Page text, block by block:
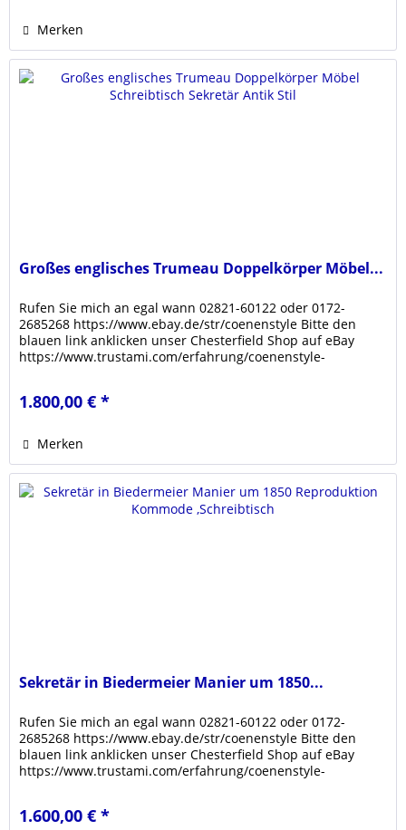
Merken
Großes englisches Trumeau Doppelkörper Möbel...
Rufen Sie mich an egal wann 02821-60122 oder 0172-
2685268 https://www.ebay.de/str/coenenstyle Bitte den
blauen link anklicken unser Chesterfield Shop auf eBay
https://www.trustami.com/erfahrung/coenenstyle-
1.800,00 € *
Merken
Sekretär in Biedermeier Manier um 1850...
Rufen Sie mich an egal wann 02821-60122 oder 0172-
2685268 https://www.ebay.de/str/coenenstyle Bitte den
blauen link anklicken unser Chesterfield Shop auf eBay
https://www.trustami.com/erfahrung/coenenstyle-
1.600,00 € *